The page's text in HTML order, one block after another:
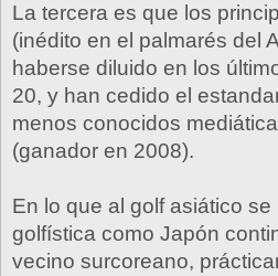
La tercera es que los
(inédito en el palmarés del
haberse diluido en los
20, y han cedido el
menos conocidos
(ganador en 2008).
En lo que al golf asiático
golfística como Japón
vecino surcoreano,